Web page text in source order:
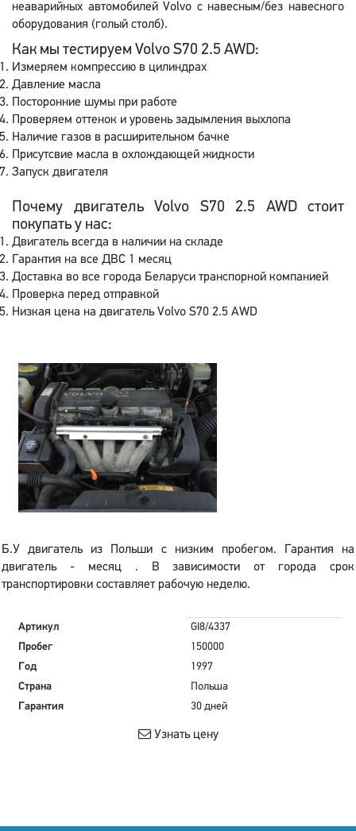
неаварийных автомобилей Volvo с навесным/без навесного
оборудования (голый столб).
Как мы тестируем Volvo S70 2.5 AWD:
Измеряем компрессию в цилиндрах
Давление масла
Посторонние шумы при работе
Проверяем оттенок и уровень задымления выхлопа
Наличие газов в расширительном бачке
Присутсвие масла в охлождающей жидкости
Запуск двигателя
Почему двигатель Volvo S70 2.5 AWD стоит
покупать у нас:
Двигатель всегда в наличии на складе
Гарантия на все ДВС 1 месяц
Доставка во все города Беларуси транспорной компанией
Проверка перед отправкой
Низкая цена на двигатель Volvo S70 2.5 AWD
Б.У двигатель из Польши с низким пробегом. Гарантия на
двигатель - месяц . В зависимости от города срок
транспортировки составляет рабочую неделю.
Артикул
GI8/4337
Пробег
150000
Год
1997
Страна
Польша
Гарантия
30 дней
Узнать цену